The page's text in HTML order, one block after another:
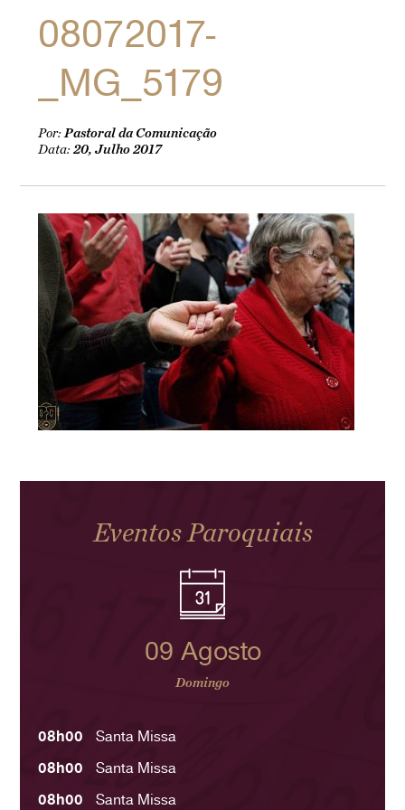
08072017-
_MG_5179
Por:Pastoral da Comunicação
Data:20, Julho 2017
Eventos Paroquiais
09 Agosto
Domingo
08h00
Santa Missa
08h00
Santa Missa
08h00
Santa Missa